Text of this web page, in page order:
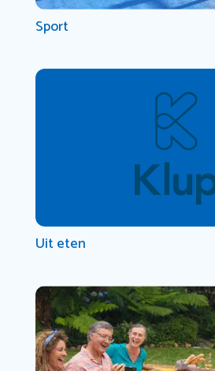
Sport
Uit eten